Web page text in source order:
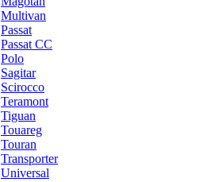
Multivan
Passat
Passat CC
Polo
Sagitar
Scirocco
Teramont
Tiguan
Touareg
Touran
Transporter
Universal